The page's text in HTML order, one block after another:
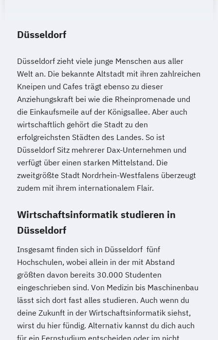
Düsseldorf
Düsseldorf zieht viele junge Menschen aus aller
Welt an. Die bekannte Altstadt mit ihren zahlreichen
Kneipen und Cafes trägt ebenso zu dieser
Anziehungskraft bei wie die Rheinpromenade und
die Einkaufsmeile auf der Königsallee. Aber auch
wirtschaftlich gehört die Stadt zu den
erfolgreichsten Städten des Landes. So ist
Düsseldorf Sitz mehrerer Dax-Unternehmen und
verfügt über einen starken Mittelstand. Die
zweitgrößte Stadt Nordrhein-Westfalens überzeugt
zudem mit ihrem internationalem Flair.
Wirtschaftsinformatik studieren in
Düsseldorf
Insgesamt finden sich in Düsseldorf fünf
Hochschulen, wobei allein in der mit Abstand
größten davon bereits 30.000 Studenten
eingeschrieben sind. Von Medizin bis Maschinenbau
lässt sich dort fast alles studieren. Auch wenn du
deine Zukunft in der Wirtschaftsinformatik siehst,
wirst du hier fündig. Alternativ kannst du dich auch
für ein Fernstudium entscheiden oder im nicht